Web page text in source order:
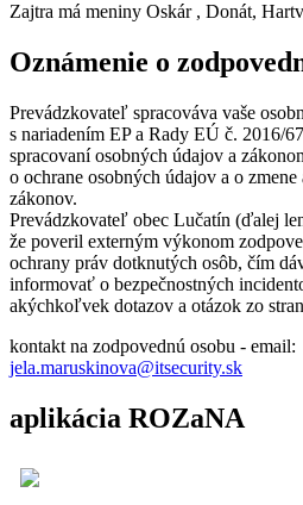
Zajtra má meniny Oskár , Donát,
Oznámenie o
Prevádzkovateľ spracováva vaše
s nariadením EP a Rady EÚ č. 2016/
spracovaní osobných údajov a
o ochrane osobných údajov a o
zákonov.
Prevádzkovateľ obec Lučatín (ďalej
že poveril externým výkonom
ochrany práv dotknutých osôb, čím
informovať o bezpečnostných
akýchkoľvek dotazov a otázok zo
kontakt na zodpovednú osobu - email:
jela.maruskinova@itsecurity.sk
aplikácia ROZaNA